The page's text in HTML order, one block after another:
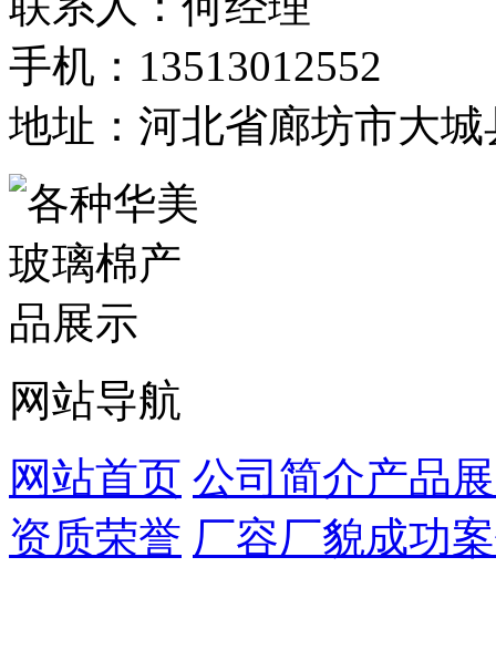
手机：13513012552
地址：河北省廊坊市大
网站导航
网站首页 公司简介产品
资质荣誉 厂容厂貌成功